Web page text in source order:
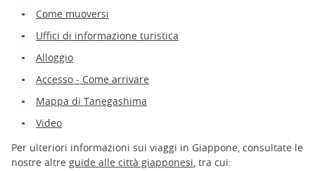
Come muoversi
Uffici di informazione turistica
Alloggio
Accesso - Come arrivare
Mappa di Tanegashima
Video
Per ulteriori informazioni sui viaggi in Giappone, consultate le
nostre altre guide alle città giapponesi, tra cui: